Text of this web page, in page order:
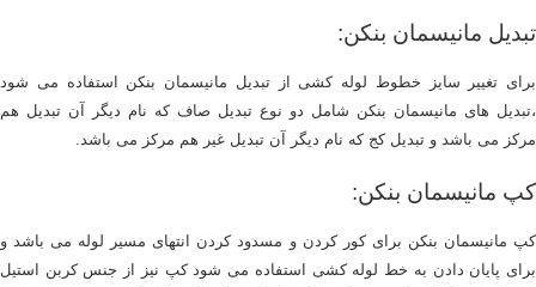
تبدیل مانیسمان بنکن:
برای تغییر سایز خطوط لوله کشی از تبدیل مانیسمان بنکن استفاده می شود
،تبدیل های مانیسمان بنکن شامل دو نوع تبدیل صاف که نام دیگر آن تبدیل هم
مرکز می باشد و تبدیل کج که نام دیگر آن تبدیل غیر هم مرکز می باشد.
کپ مانیسمان بنکن:
کپ مانیسمان بنکن برای کور کردن و مسدود کردن انتهای مسیر لوله می باشد و
برای پایان دادن به خط لوله کشی استفاده می شود کپ نیز از جنس کربن استیل